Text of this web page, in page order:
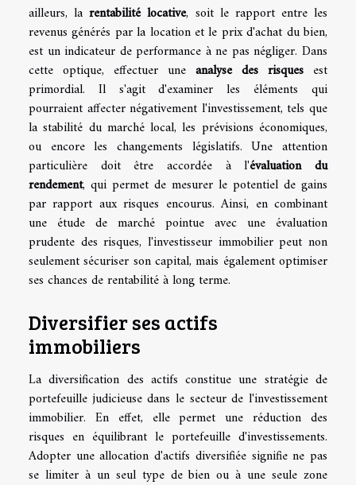
ailleurs, larentabilité locative, soit le rapport entre les
revenus générés par la location et le prix d'achat du bien,
est un indicateur de performance à ne pas négliger. Dans
cette optique, effectuer une analyse des risques est
primordial. Il s'agit d'examiner les éléments qui
pourraient affecter négativement l'investissement, tels que
la stabilité du marché local, les prévisions économiques,
ou encore les changements législatifs. Une attention
particulière doit être accordée à l'évaluation du
rendement, qui permet de mesurer le potentiel de gains
par rapport aux risques encourus. Ainsi, en combinant
une étude de marché pointue avec une évaluation
prudente des risques, l'investisseur immobilier peut non
seulement sécuriser son capital, mais également optimiser
ses chances de rentabilité à long terme.
Diversifier ses actifs
immobiliers
La diversification des actifs constitue une stratégie de
portefeuille judicieuse dans le secteur de l'investissement
immobilier. En effet, elle permet une réduction des
risques en équilibrant le portefeuille d'investissements.
Adopter une allocation d'actifs diversifiée signifie ne pas
se limiter à un seul type de bien ou à une seule zone